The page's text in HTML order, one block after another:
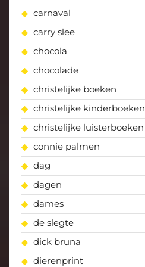
carnaval
carry slee
chocola
chocolade
christelijke boeken
christelijke kinderboeken
christelijke luisterboeken
connie palmen
dag
dagen
dames
de slegte
dick bruna
dierenprint